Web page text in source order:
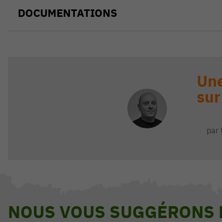
DOCUMENTATIONS
par
NOUS VOUS SUGGÉRONS